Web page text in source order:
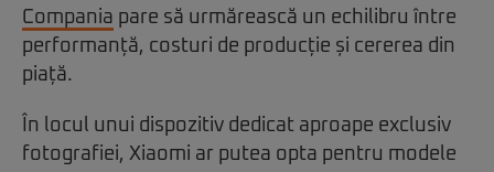
Compania pare să urmărească un echilibru între
performanță, costuri de producție și cererea din
piață.
În locul unui dispozitiv dedicat aproape exclusiv
fotografiei, Xiaomi ar putea opta pentru modele